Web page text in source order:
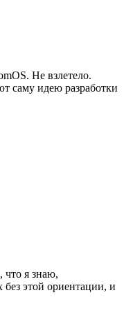
Не взлетело.
саму идею разработки
что я знаю,
без этой ориентации, и